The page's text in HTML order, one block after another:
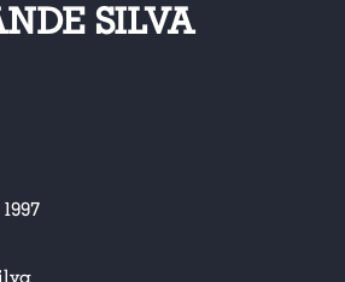
SILVA